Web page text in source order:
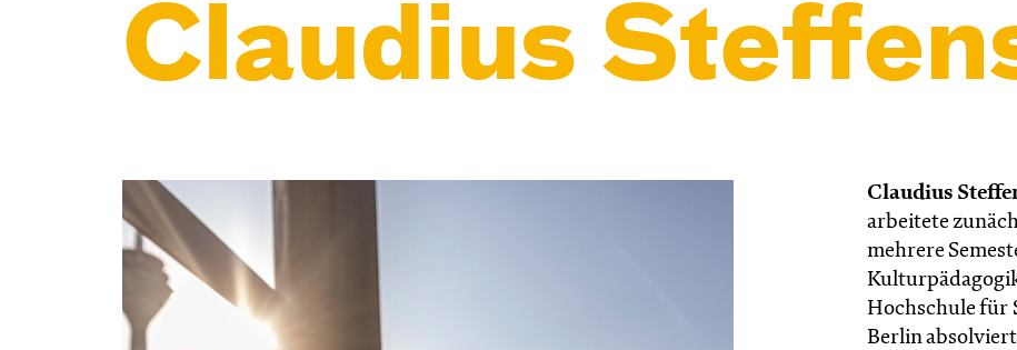
Claudius
Claudius
arbeitete
mehrere
Hochschule für
Berlin